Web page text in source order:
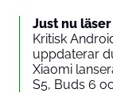
Just nu
Kritisk
uppdaterar
Xiaomi
S5, Buds 6